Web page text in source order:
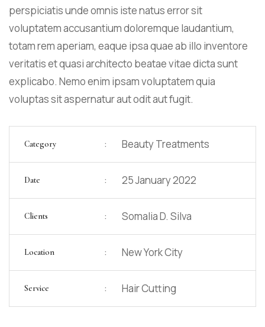
perspiciatis unde omnis iste natus error sit
voluptatem accusantium doloremque laudantium,
totam rem aperiam, eaque ipsa quae ab illo inventore
veritatis et quasi architecto beatae vitae dicta sunt
explicabo. Nemo enim ipsam voluptatem quia
voluptas sit aspernatur aut odit aut fugit.
Category : Beauty Treatments
Date : 25 January 2022
Clients : Somalia D. Silva
Location : New York City
Service : Hair Cutting